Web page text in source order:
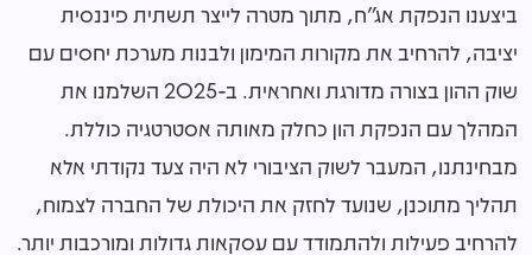
ביצענו הנפקת אג״ח, מתוך מטרה לייצר תשתית פיננסית
יציבה, להרחיב את מקורות המימון ולבנות מערכת יחסים עם
שוק ההון בצורה מדורגת ואחראית. ב-2025 השלמנו את
המהלך עם הנפקת הון כחלק מאותה אסטרטגיה כוללת.
מבחינתנו, המעבר לשוק הציבורי לא היה צעד נקודתי אלא
תהליך מתוכנן, שנועד לחזק את היכולת של החברה לצמוח,
להרחיב פעילות ולהתמודד עם עסקאות גדולות ומורכבות יותר.